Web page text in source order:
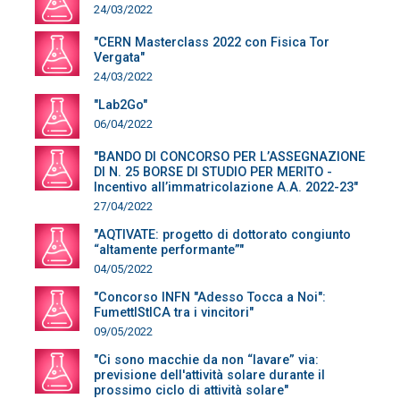
24/03/2022
"CERN Masterclass 2022 con Fisica Tor
Vergata"
24/03/2022
"Lab2Go"
06/04/2022
"BANDO DI CONCORSO PER L’ASSEGNAZIONE
DI N. 25 BORSE DI STUDIO PER MERITO -
Incentivo all’immatricolazione A.A. 2022-23"
27/04/2022
"AQTIVATE: progetto di dottorato congiunto
“altamente performante”"
04/05/2022
"Concorso INFN "Adesso Tocca a Noi":
FumettIStICA tra i vincitori"
09/05/2022
"Ci sono macchie da non “lavare” via:
previsione dell'attività solare durante il
prossimo ciclo di attività solare"